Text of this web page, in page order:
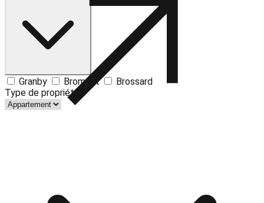
Granby Bromont
Brossard
Type de propriété